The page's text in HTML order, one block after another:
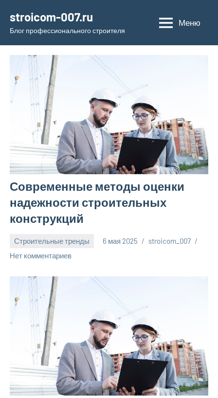
содержимому
stroicom-007.ru
Блог профессионального строителя
Меню
Современные методы оценки
надежности строительных
конструкций
Строительные тренды 6 мая 2025
stroicom_007
Нет комментариев